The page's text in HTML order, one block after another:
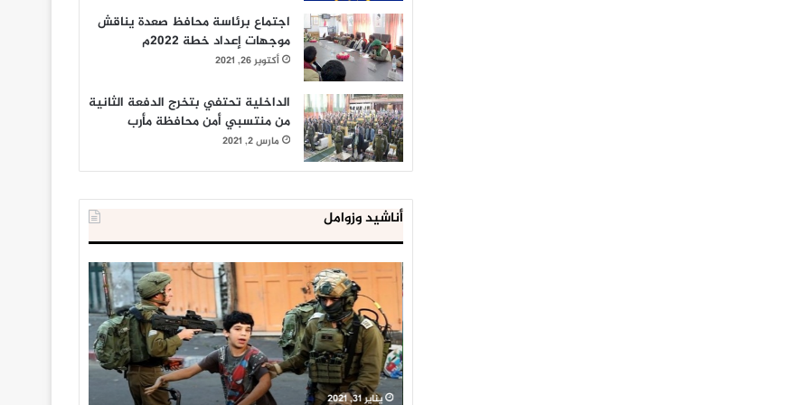
اجتماع برئاسة محافظ صعدة يناقش
موجهات إعداد خطة 2022م
أكتوبر 26, 2021
الداخلية تحتفي بتخرج الدفعة الثانية
من منتسبي أمن محافظة مأرب
مارس 2, 2021
أناشيد وزوامل
العدو
الإسرائيلي
اعتقل
543
طفلا
فلسطينيا
خلال
يناير 31, 2021
الداخلية
المصرية
تعلن
إحباط
‘مخطط
كبير’